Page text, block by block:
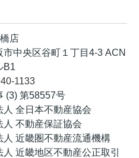
店
市中央区谷町１丁目4-3 ACN
B1
1133
(3) 第58557号
人 全日本不動産協会
人 不動産保証協会
人 近畿圏不動産流通機構
近畿地区不動産公正取引